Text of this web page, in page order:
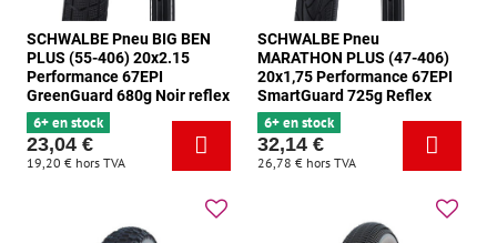
SCHWALBE Pneu BIG BEN
PLUS (55-406) 20x2.15
Performance 67EPI
GreenGuard 680g Noir reflex
6+ en stock
23,04 €
19,20 € hors TVA
SCHWALBE Pneu
MARATHON PLUS (47-406)
20x1,75 Performance 67EPI
SmartGuard 725g Reflex
6+ en stock
32,14 €
26,78 € hors TVA